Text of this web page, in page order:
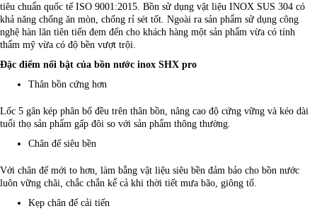
tiêu chuẩn quốc tế ISO 9001:2015. Bồn sử dụng vật liệu INOX SUS 304 có
khả năng chống ăn mòn, chống rỉ sét tốt. Ngoài ra sản phẩm sử dụng công
nghệ hàn lăn tiên tiến đem đến cho khách hàng một sản phẩm vừa có tính
thẩm mỹ vừa có độ bền vượt trội.
Đặc điểm nổi bật của bồn nước inox SHX pro
Thân bồn cứng hơn
Lốc 5 gân kép phân bố đều trên thân bồn, nâng cao độ cứng vững và kéo dài
tuổi thọ sản phẩm gấp đôi so với sản phẩm thông thường.
Chân đế siêu bền
Với chân đế mới to hơn, làm bằng vật liệu siêu bền đảm bảo cho bồn nước
luôn vững chãi, chắc chắn kể cả khi thời tiết mưa bão, giông tố.
Kẹp chân đế cải tiến